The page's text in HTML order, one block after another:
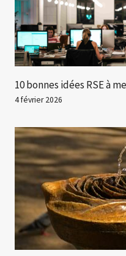
10 bonnes idées RSE à
4 février 2026